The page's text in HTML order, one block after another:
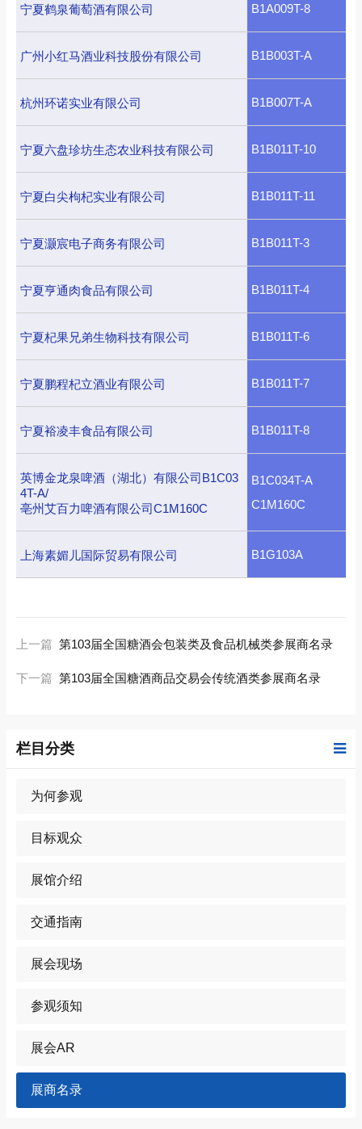
宁夏鹤泉葡萄酒有限公司 B1A009T-8
广州小红马酒业科技股份有限公司 B1B003T-A
杭州环诺实业有限公司 B1B007T-A
宁夏六盘珍坊生态农业科技有限公司 B1B011T-10
宁夏白尖枸杞实业有限公司 B1B011T-11
宁夏灏宸电子商务有限公司 B1B011T-3
宁夏亨通肉食品有限公司 B1B011T-4
宁夏杞果兄弟生物科技有限公司 B1B011T-6
宁夏鹏程杞立酒业有限公司 B1B011T-7
宁夏裕凌丰食品有限公司 B1B011T-8
英博金龙泉啤酒（湖北）有限公司B1C03
4T-A/
亳州艾百力啤酒有限公司C1M160C
B1C034T-A
C1M160C
上海素媚儿国际贸易有限公司 B1G103A
上一篇 第103届全国糖酒会包装类及食品机械类参展商名录
下一篇 第103届全国糖酒商品交易会传统酒类参展商名录
栏目分类
为何参观
目标观众
展馆介绍
交通指南
展会现场
参观须知
展会AR
展商名录